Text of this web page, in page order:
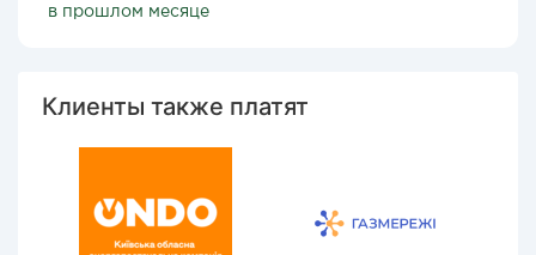
в прошлом месяце
Клиенты также платят